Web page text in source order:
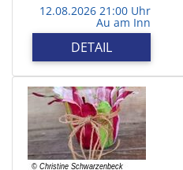
12.08.2026 21:00 Uhr
Au am Inn
DETAIL